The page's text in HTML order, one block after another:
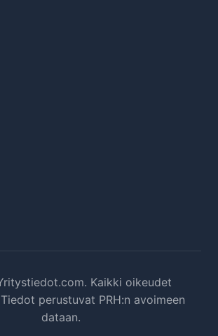
Kaikki oikeudet
perustuvat PRH:n avoimeen
dataan.